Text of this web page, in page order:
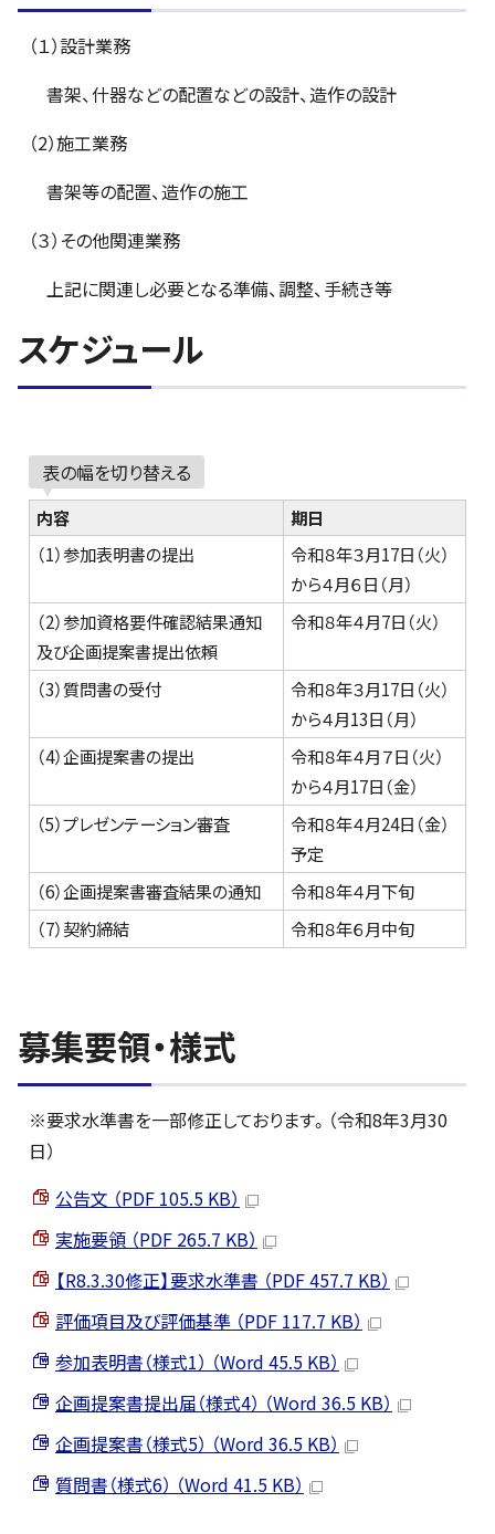
（１）設計業務
書架、什器などの配置などの設計、造作の設計
（2）施工業務
書架等の配置、造作の施工
（３）その他関連業務
上記に関連し必要となる準備、調整、手続き等
スケジュール
表の幅を切り替える
内容
期日
（1）参加表明書の提出
令和８年３月17日（火）
から４月６日（月）
（2）参加資格要件確認結果通知
及び企画提案書提出依頼
令和８年４月7日（火）
（3）質問書の受付
令和８年３月17日（火）
から４月13日（月）
（4）企画提案書の提出
令和８年４月７日（火）
から４月17日（金）
（5）プレゼンテーション審査
令和８年４月24日（金）
予定
（6）企画提案書審査結果の通知
令和８年４月下旬
（7）契約締結
令和８年６月中旬
募集要領・様式
※要求水準書を一部修正しております。（令和8年3月30
日）
公告文 （PDF 105.5 KB）
実施要領 （PDF 265.7 KB）
【R8.3.30修正】要求水準書 （PDF 457.7 KB）
評価項目及び評価基準 （PDF 117.7 KB）
参加表明書（様式1） （Word 45.5 KB）
企画提案書提出届（様式4） （Word 36.5 KB）
企画提案書（様式5） （Word 36.5 KB）
質問書（様式6） （Word 41.5 KB）